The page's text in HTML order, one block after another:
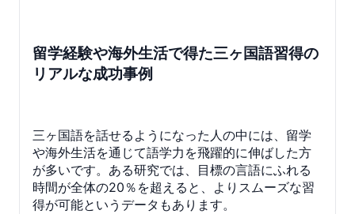
留学経験や海外生活で得た三ヶ国語習得の
リアルな成功事例
三ヶ国語を話せるようになった人の中には、留学
や海外生活を通じて語学力を飛躍的に伸ばした方
が多いです。ある研究では、目標の言語にふれる
時間が全体の20％を超えると、よりスムーズな習
得が可能というデータもあります。